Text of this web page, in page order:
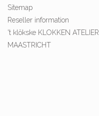
Sitemap
Reseller information
't klökske KLOKKEN ATELIER
MAASTRICHT